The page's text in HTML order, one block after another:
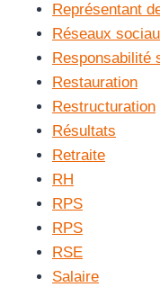
Représentant
Réseaux
Responsabilité
Restauration
Restructuration
Résultats
Retraite
RH
RPS
RPS
RSE
Salaire